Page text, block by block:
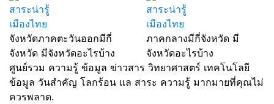
สาระน่ารู้
เมืองไทย
จังหวัดภาคตะวันออกมีกี่
จังหวัด มีจังหวัดอะไรบ้าง
สาระน่ารู้
เมืองไทย
ภาคกลางมีกี่จังหวัด มี
จังหวัดอะไรบ้าง
ศูนย์รวม ความรู้ ข้อมูล ข่าวสาร วิทยาศาสตร์ เทคโนโลยี
ข้อมูล วันสำคัญ โลกร้อน แล สาระ ความรู้ มากมายที่คุณไม่
ควรพลาด.